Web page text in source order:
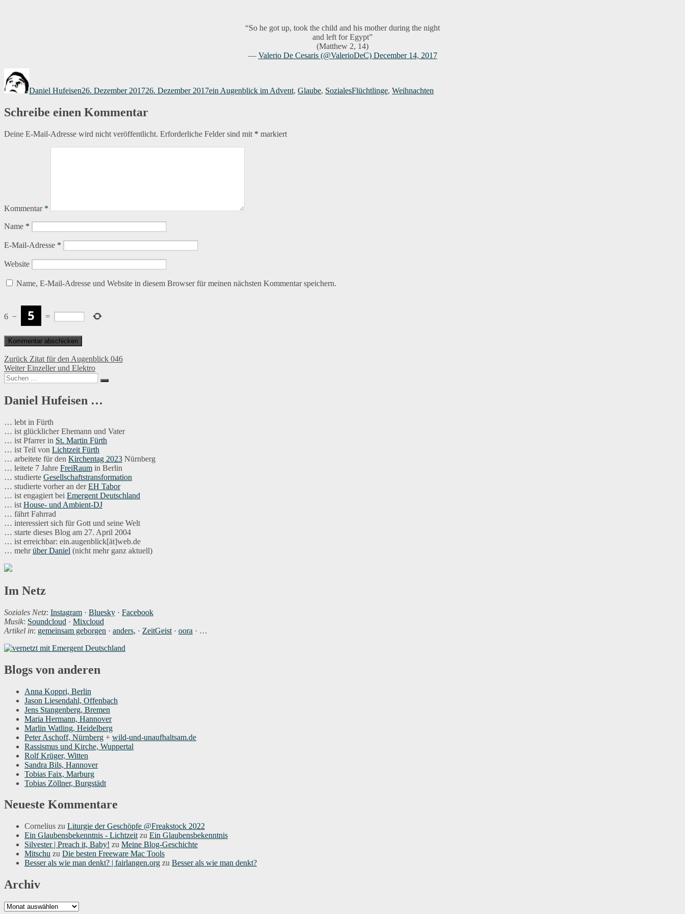
“So he got up, took the child and his mother during the night
and left for Egypt”
(Matthew 2, 14)
— Valerio De Cesaris (@ValerioDeC) December 14, 2017
Daniel Hufeisen26. Dezember 201726. Dezember 2017ein Augenblick im Advent, Glaube, SozialesFlüchtlinge, Weihnachten
Schreibe einen Kommentar
Deine E-Mail-Adresse wird nicht veröffentlicht. Erforderliche Felder sind mit * markiert
Kommentar *
Name *
E-Mail-Adresse *
Website
Name, E-Mail-Adresse und Website in diesem Browser für meinen nächsten Kommentar speichern.
6 − =
Beitragsnavigation
Zurück Vorheriger
Beitrag:
Zitat für den Augenblick 046
Weiter Nächster
Beitrag:
Einzeller und Elektro
Suchen
nach:
Suchen
Daniel Hufeisen …
… lebt in Fürth
… ist glücklicher Ehemann und Vater
… ist Pfarrer in St. Martin Fürth
… ist Teil von Lichtzeit Fürth
… arbeitete für den Kirchentag 2023 Nürnberg
… leitete 7 Jahre FreiRaum in Berlin
… studierte Gesellschaftstransformation
… studierte vorher an derEH Tabor
… ist engagiert bei Emergent Deutschland
… ist House- und Ambient-DJ
… fährt Fahrrad
… interessiert sich für Gott und seine Welt
… starte dieses Blog am 27. April 2004
… ist erreichbar: ein.augenblick[ät]web.de
… mehrüber Daniel (nicht mehr ganz aktuell)
Im Netz
Soziales Netz: Instagram · Bluesky · Facebook
Musik: Soundcloud · Mixcloud
Artikel in: gemeinsam geborgen · anders, · ZeitGeist · oora · …
Blogs von anderen
Anna Koppri, Berlin
Jason Liesendahl, Offenbach
Jens Stangenberg, Bremen
Maria Hermann, Hannover
Marlin Watling, Heidelberg
Peter Aschoff, Nürnberg + wild-und-unaufhaltsam.de
Rassismus und Kirche, Wuppertal
Rolf Krüger, Witten
Sandra Bils, Hannover
Tobias Faix, Marburg
Tobias Zöllner, Burgstädt
Neueste Kommentare
Cornelius zu Liturgie der Geschöpfe @Freakstock 2022
Ein Glaubensbekenntnis - Lichtzeit zu Ein Glaubensbekenntnis
Silvester | Preach it, Baby! zu Meine Blog-Geschichte
Mitschu zu Die besten Freeware Mac Tools
Besser als wie man denkt? | fairlangen.org zu Besser als wie man denkt?
Archiv
Archiv